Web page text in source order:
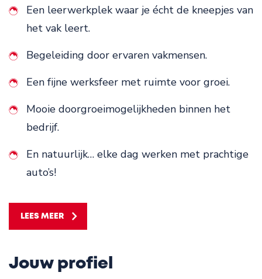
Een leerwerkplek waar je écht de kneepjes van
het vak leert.
Begeleiding door ervaren vakmensen.
Een fijne werksfeer met ruimte voor groei.
Mooie doorgroeimogelijkheden binnen het
bedrijf.
En natuurlijk… elke dag werken met prachtige
auto’s!
LEES MEER
Jouw profiel